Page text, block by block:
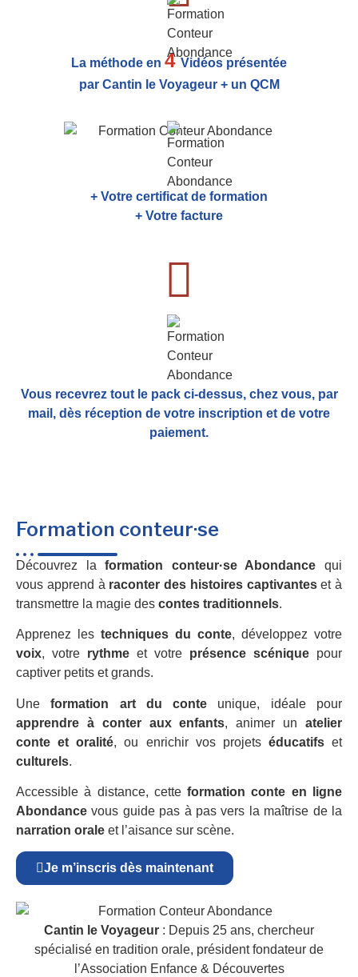
La méthode en 4Vidéos présentée
par Cantin le Voyageur + un QCM
+ Votre certificat de formation
+ Votre facture
Vous recevrez tout le pack ci-dessus, chez vous, par
mail, dès réception de votre inscription et de votre
paiement.
Formation conteur·se
Découvrez laformation conteur·se Abondance qui
vous apprend à raconter des histoires captivanteset à
transmettre la magie des contes traditionnels.
Apprenez les techniques du conte, développez votre
voix, votre rythme et votre présence scénique pour
captiver petits et grands.
Uneformation art du conte unique, idéale pour
apprendre à conter aux enfants, animer unatelier
conte et oralité, ou enrichir vos projets éducatifset
culturels.
Accessible à distance, cetteformation conte en ligne
Abondance vous guide pas à pas vers la maîtrise de la
narration orale et l’aisance sur scène.
Je m’inscris dès maintenant
Cantin le Voyageur : Depuis 25 ans, chercheur
spécialisé en tradition orale, président fondateur de
l’Association Enfance & Découvertes